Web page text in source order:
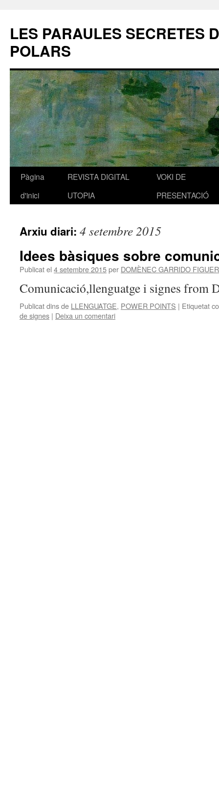
LES PARAULES SECRETES
POLARS
Vés
Pàgina
d'inici
REVISTA DIGITAL
UTOPIA
VOKI DE
PRESENTACIÓ
Arxiu diari: 4 setembre 2015
Idees bàsiques sobre
Publicat el 4 setembre 2015per DOMÈNEC GARRIDO
Comunicació,llenguatge i signes from
Publicat dins de LLENGUATGE, POWER POINTS | Etiquetat
de signes | Deixa un comentari